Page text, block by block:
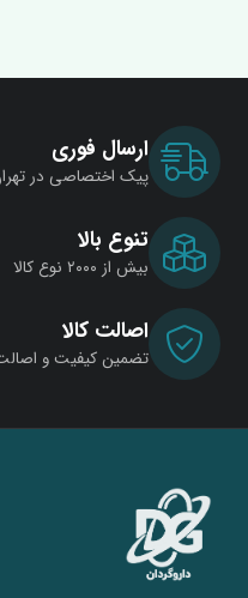
ارسال فوری
پیک اختصاصی در
تنوع بالا
بیش از ۲۰۰۰ نوع کالا
اصالت کالا
تضمین کیفیت و اصالت